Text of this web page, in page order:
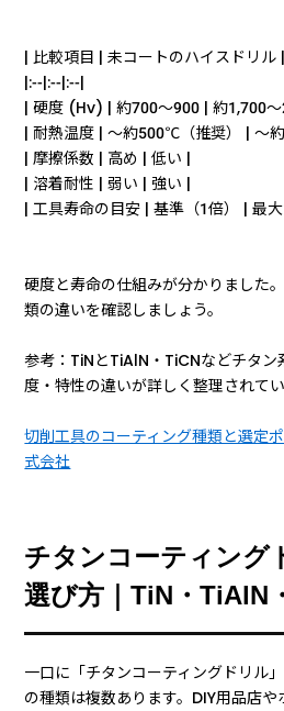
| 比較項目 | 未コートのハイスドリル
|:--|:--|:--|
| 硬度 (Hv) | 約700〜900 | 約1,700
| 耐熱温度 | 〜約500℃（推奨） | 〜
| 摩擦係数 | 高め | 低い |
| 溶着耐性 | 弱い | 強い |
| 工具寿命の目安 | 基準（1倍） | 最
硬度と寿命の仕組みが分かりました
類の違いを確認しましょう。
参考：TiNとTiAlN・TiCNなどチタン
度・特性の違いが詳しく整理されてい
切削工具のコーティング種類と選定
式会社
チタンコーティング
選び方｜TiN・TiAlN
一口に「チタンコーティングドリル
の種類は複数あります。DIY用品店